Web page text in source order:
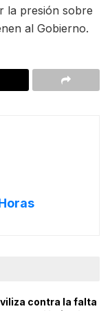
la presión sobre
al Gobierno.
contra la falta